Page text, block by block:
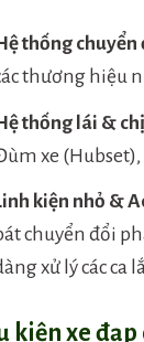
thống chuyển
thương hiệu
thống lái &
xe (Hubset),
kiện nhỏ &
chuyển đổi
xử lý các ca
kiện xe